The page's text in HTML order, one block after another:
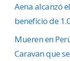
Aena alcanzó
beneficio de
Mueren en
Caravan que